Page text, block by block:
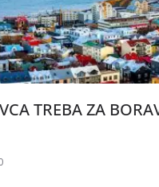
TREBA ZA